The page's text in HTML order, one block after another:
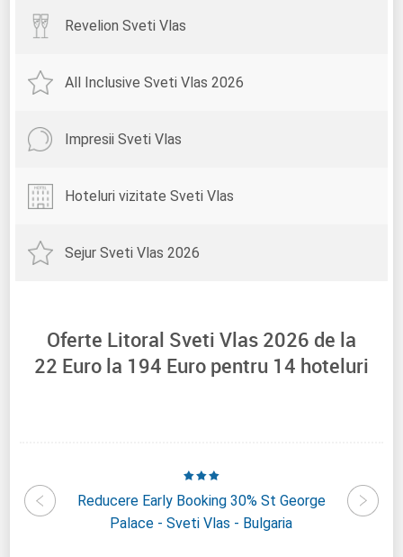
Revelion Sveti Vlas
All Inclusive Sveti Vlas 2026
Impresii Sveti Vlas
Hoteluri vizitate Sveti Vlas
Sejur Sveti Vlas 2026
Oferte Litoral Sveti Vlas 2026 de la
22 Euro la 194 Euro pentru 14 hoteluri
Reducere Early Booking 30% St George
Palace - Sveti Vlas - Bulgaria